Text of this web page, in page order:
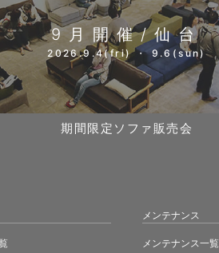
9月開催/仙台
2026.9.4(fri) ・ 9.6(sun)
期間限定ソファ販売会
メンテナンス
メンテナンス一覧